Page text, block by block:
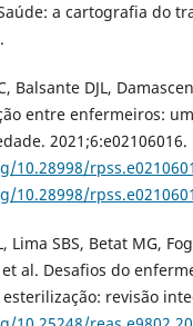
a cartografia do
Balsante DJL,
entre enfermeiros:
2021;6:e02106016.
10.28998/
10.28998/
Lima SBS, Betat MG,
et al. Desafios do
revisão